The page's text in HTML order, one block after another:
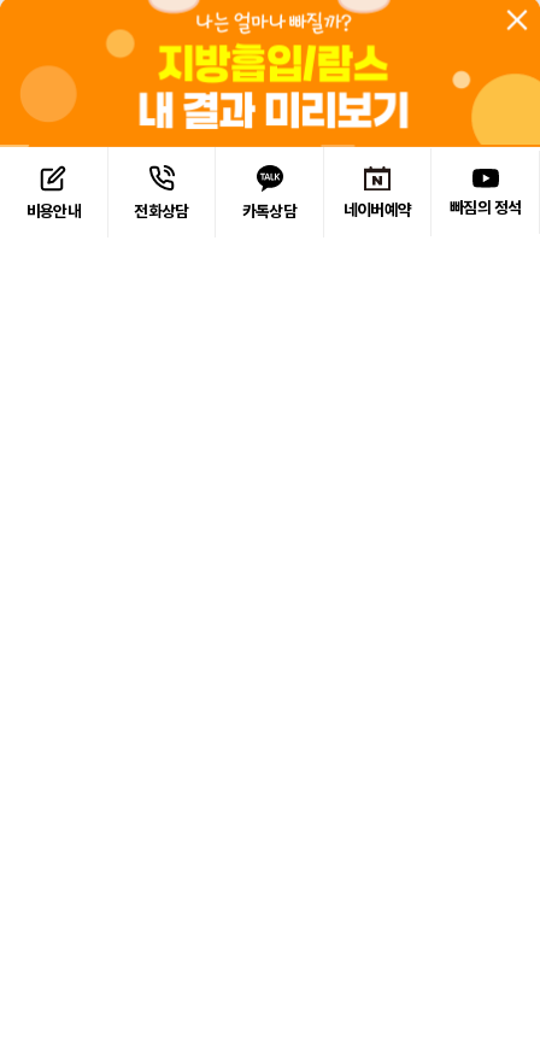
비용안내 전화상담 카톡상담 네이버예약 빠짐의 정석